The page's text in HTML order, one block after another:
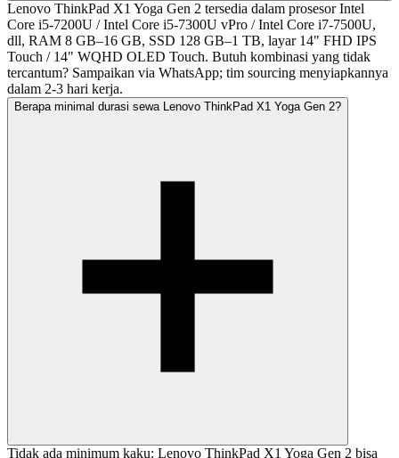
Lenovo ThinkPad X1 Yoga Gen 2 tersedia dalam prosesor Intel
Core i5-7200U / Intel Core i5-7300U vPro / Intel Core i7-7500U,
dll, RAM 8 GB–16 GB, SSD 128 GB–1 TB, layar 14" FHD IPS
Touch / 14" WQHD OLED Touch. Butuh kombinasi yang tidak
tercantum? Sampaikan via WhatsApp; tim sourcing menyiapkannya
dalam 2-3 hari kerja.
Berapa minimal durasi sewa Lenovo ThinkPad X1 Yoga Gen 2?
Tidak ada minimum kaku: Lenovo ThinkPad X1 Yoga Gen 2 bisa